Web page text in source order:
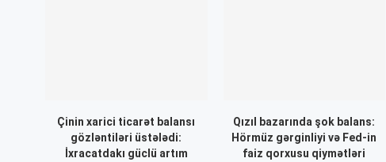
Çinin xarici ticarət balansı
gözləntiləri üstələdi:
İxracatdakı güclü artım
Qızıl bazarında şok balans:
Hörmüz gərginliyi və Fed-in
faiz qorxusu qiymətləri